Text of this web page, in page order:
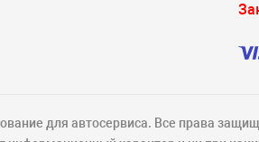
для автосервиса. Все права